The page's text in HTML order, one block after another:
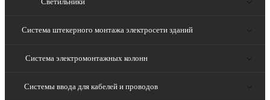
Система штекерного монтажа электросети зданий
Система электромонтажных колонн
Системы ввода для кабелей и проводов